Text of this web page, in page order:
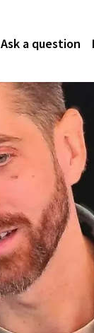
Ask a question